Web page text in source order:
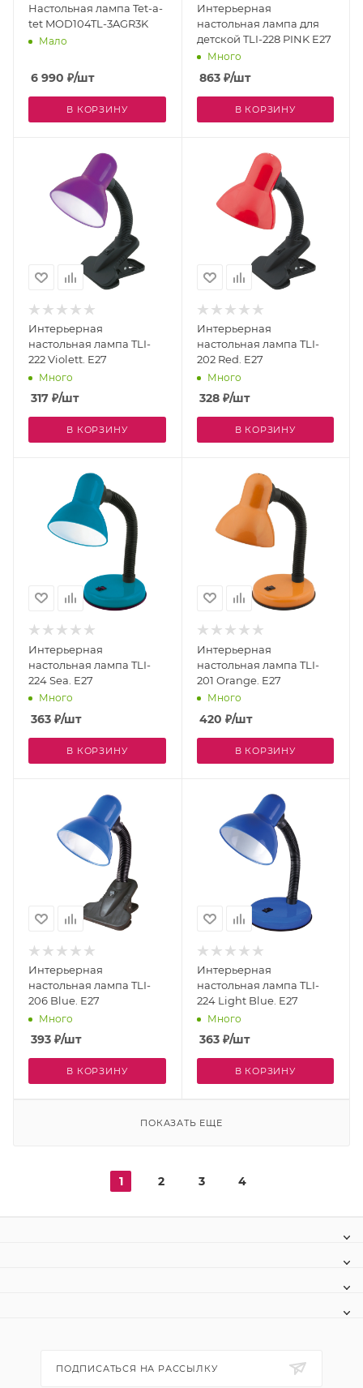
Настольная лампа Tet-a-
tet MOD104TL-3AGR3K
Мало
6 990 ₽/шт
В КОРЗИНУ
Интерьерная
настольная лампа для
детской TLI-228 PINK E27
Много
863₽/шт
В КОРЗИНУ
Интерьерная
настольная лампа TLI-
222 Violett. E27
Много
317 ₽/шт
В КОРЗИНУ
Интерьерная
настольная лампа TLI-
202 Red. E27
Много
328₽/шт
В КОРЗИНУ
Интерьерная
настольная лампа TLI-
224 Sea. E27
Много
363 ₽/шт
В КОРЗИНУ
Интерьерная
настольная лампа TLI-
201 Orange. E27
Много
420 ₽/шт
В КОРЗИНУ
Интерьерная
настольная лампа TLI-
206 Blue. E27
Много
393 ₽/шт
В КОРЗИНУ
Интерьерная
настольная лампа TLI-
224 Light Blue. E27
Много
363₽/шт
В КОРЗИНУ
ПОКАЗАТЬ ЕЩЕ
1 2 3 4
ПОДПИСАТЬСЯ НА РАССЫЛКУ